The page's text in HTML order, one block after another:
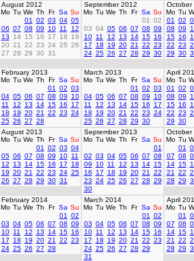
August 2012
Mo Tu We Th Fr Sa Su
01
02 03 04 05
06 07 08 09 10 11
12
13
14 15 16 17 18
19
20 21 22 23 24 25 26
27 28 29 30 31
September 2012
Mo Tu We Th Fr Sa Su
01
02
03 04 05 06 07 08 09
10 11 12 13 14 15 16
17
18 19 20 21 22 23
24 25 26 27 28 29 30
October
Mo Tu
01
02
08 09
15 16
22 23
29 30
February 2013
Mo Tu We Th Fr Sa Su
01
02 03
04 05 06 07 08 09
10
11
12 13 14 15 16
17
18
19 20 21 22 23 24
25 26 27 28
March 2013
Mo Tu We Th Fr Sa Su
01
02 03
04 05 06 07 08 09
10
11
12 13 14 15 16
17
18
19 20 21 22 23 24
25 26 27 28 29 30
April
Mo Tu
01
02
08 09
15 16
22 23
29 30
August 2013
Mo Tu We Th Fr Sa Su
01
02 03 04
05 06 07 08 09 10 11
12
13 14 15 16 17
18
19 20 21 22 23 24 25
26 27 28 29 30 31
September 2013
Mo Tu We Th Fr Sa Su
01
02 03 04 05 06 07 08
09
10 11 12 13 14 15
16
17 18 19 20 21
22
23 24 25 26 27 28 29
30
October
Mo Tu
01
07 08
14 15
21
22
28 29
February 2014
Mo Tu We Th Fr Sa Su
01
02
03 04 05 06 07 08 09
10 11 12 13 14 15 16
17
18 19 20 21 22 23
24 25 26 27 28
March 2014
Mo Tu We Th Fr Sa Su
01
02
03 04 05 06 07 08 09
10 11 12 13 14 15 16
17
18 19 20 21 22 23
24 25 26 27 28 29
31
April
Mo Tu
01
07 08
14 15
21
22
28 29